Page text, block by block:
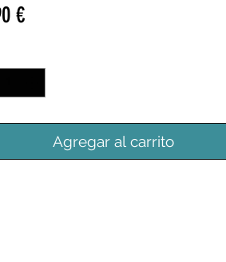
€Precio
Agregar al carrito